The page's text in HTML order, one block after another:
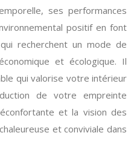
ses performances
positif en font
recherchent un mode de
et écologique. Il
qui valorise votre intérieur
de votre empreinte
et la vision des
et conviviale dans